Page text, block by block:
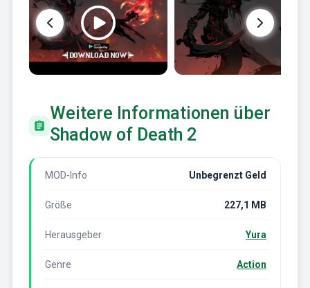
Weitere Informationen über
Shadow of Death 2
MOD-Info Unbegrenzt Geld
Größe 227,1 MB
Herausgeber Yura
Genre Action